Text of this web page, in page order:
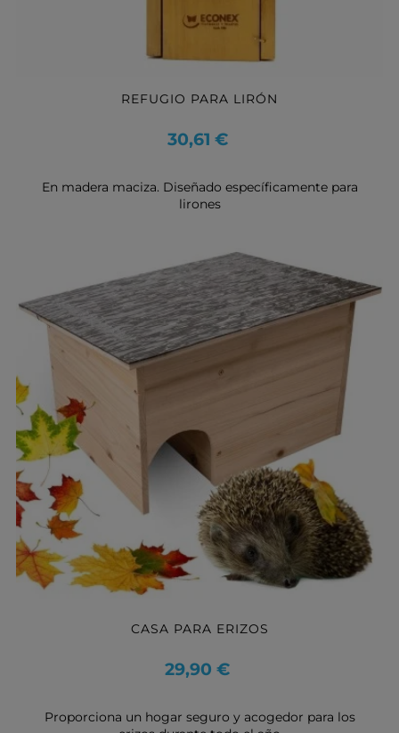
REFUGIO PARA LIRÓN
Precio
30,61 €
En madera maciza. Diseñado específicamente para
lirones
CASA PARA ERIZOS
Precio
29,90 €
Proporciona un hogar seguro y acogedor para los